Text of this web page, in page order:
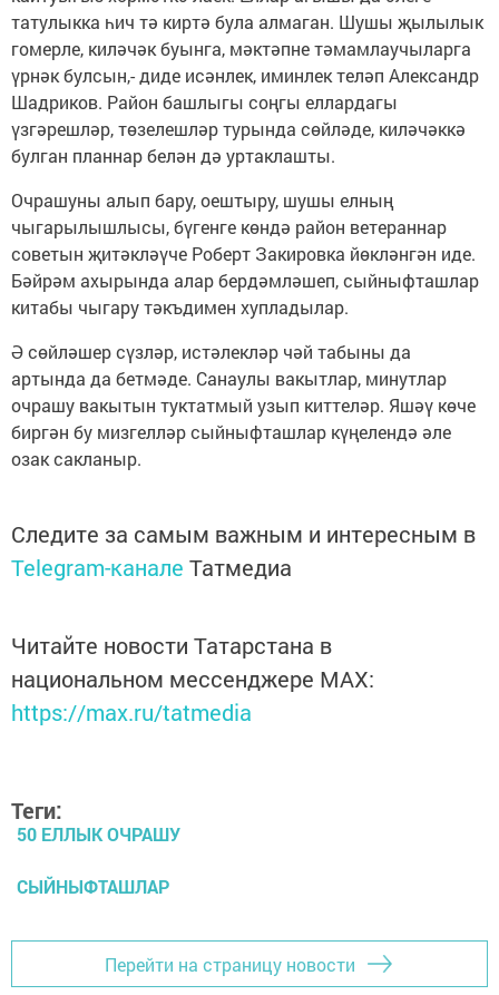
татулыкка һич тә киртә була алмаган. Шушы җылылык
гомерле, киләчәк буынга, мәктәпне тәмамлаучыларга
үрнәк булсын,- диде исәнлек, иминлек теләп Александр
Шадриков. Район башлыгы соңгы еллардагы
үзгәрешләр, төзелешләр турында сөйләде, киләчәккә
булган планнар белән дә уртаклашты.
Очрашуны алып бару, оештыру, шушы елның
чыгарылышлысы, бүгенге көндә район ветераннар
советын җитәкләүче Роберт Закировка йөкләнгән иде.
Бәйрәм ахырында алар бердәмләшеп, сыйныфташлар
китабы чыгару тәкъдимен хупладылар.
Ә сөйләшер сүзләр, истәлекләр чәй табыны да
артында да бетмәде. Санаулы вакытлар, минутлар
очрашу вакытын туктатмый узып киттеләр. Яшәү көче
биргән бу мизгелләр сыйныфташлар күңелендә әле
озак сакланыр.
Следите за самым важным и интересным в
Telegram-канале Татмедиа
Читайте новости Татарстана в
национальном мессенджере MАХ:
https://max.ru/tatmedia
Теги:
50 ЕЛЛЫК ОЧРАШУ
СЫЙНЫФТАШЛАР
Перейти на страницу новости